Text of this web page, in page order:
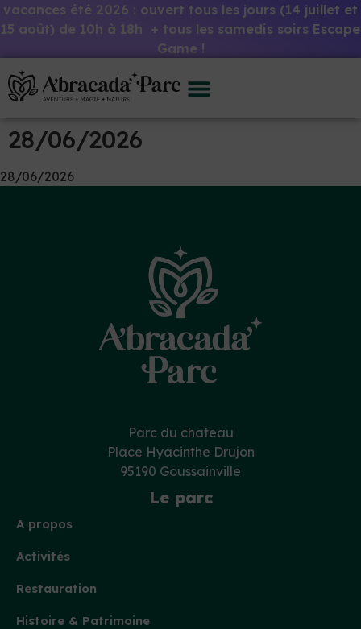
vacances été 2026 : ouvert tous les jours (14 juillet et
15 août) de 10h à 18h + tous les samedis soirs Escape
Game !
28/06/2026
28/06/2026
Parc du château
Place Hyacinthe Drujon
95190 Goussainville
Le parc
A propos
Activités
Restauration
Histoire & Patrimoine